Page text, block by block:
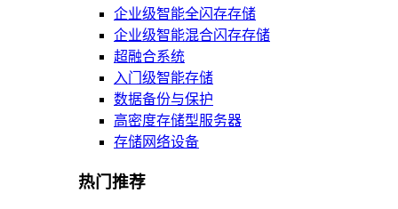
企业级智能全闪存存储
企业级智能混合闪存存储
超融合系统
入门级智能存储
数据备份与保护
高密度存储型服务器
存储网络设备
热门推荐